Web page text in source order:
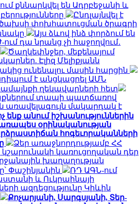
քննարկվել են Ադրբեջանի և
Ընդլայնվել է
փոխհատուցման ծրագրի
Այս ձևով ինձ փորձում են
ում դա նրանց չի հաջողվում․
Ծաղկեփնջեր, մեքենայում
Էլիզ Մելիքյանն
ունենալու մասին հարցին
է անցկացրել ԱՄՆ
ղեկավարների հետ
տապի պատճառով
առավելագույն մակարդակ է
ենք անում իշխանություններին
օրինականության
հոգեւորականների
Ձեր առաջնորդությամբ ՀՀ
կառուցողական դեր
խաղաղության
Փաշինյանին
ՌԴ ԱԳՆ-ում
և Ուկրաինայի
ազդեցությունը Կիևին
Քոչարյանի, Սարգսյանի, Տեր-